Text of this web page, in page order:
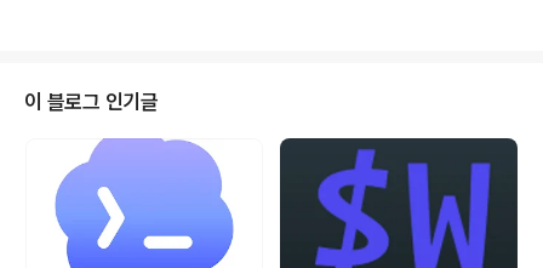
을 선정하게 됩니다. 수상작들은 Apple Newsroom 겔
러리 및 Apple.com/kr 그리고 Apple Instagram(@A
pple)에 개제 되게 되며, 디지털 켐페인, Apple Store 및
옥외 광고판, 제 3자의 사진 전시회에 전시되는 영광을 얻
게 됩니다. 야간모드 사..
이 블로그 인기글